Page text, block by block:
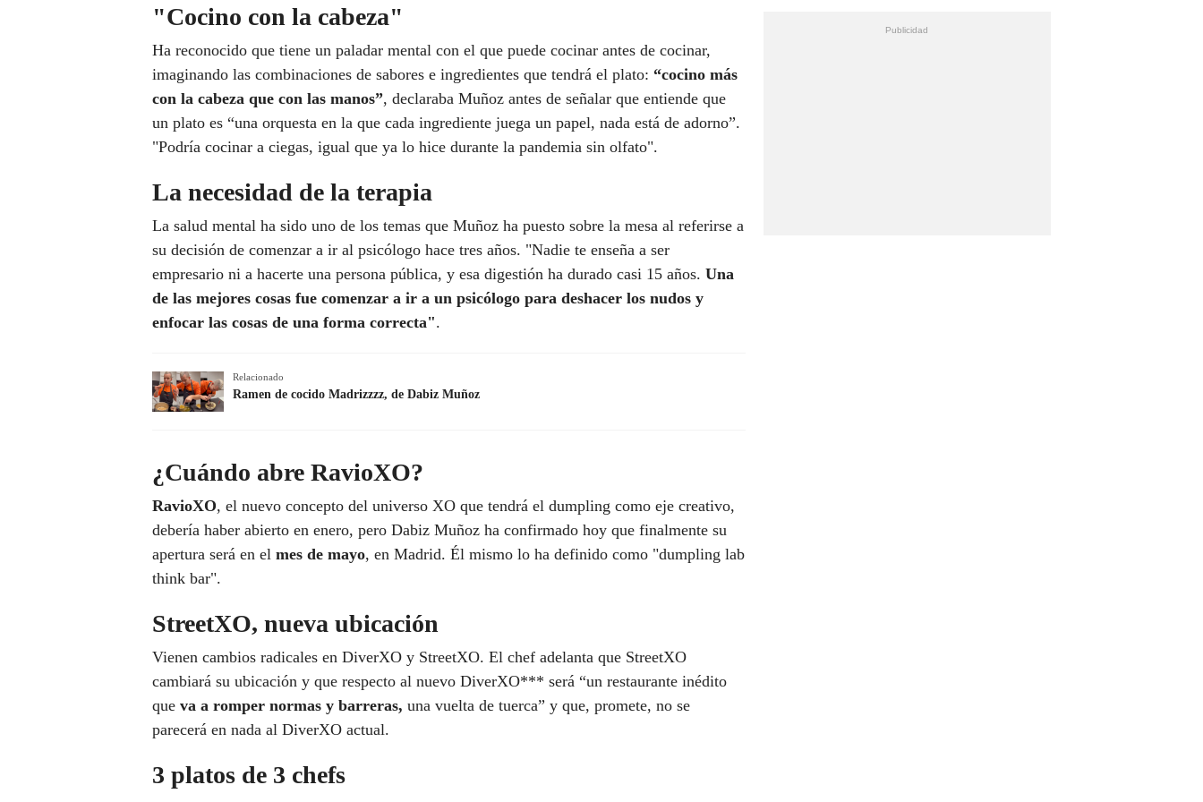
"Cocino con la cabeza"
Ha reconocido que tiene un paladar mental con el que puede cocinar antes de cocinar,
imaginando las combinaciones de sabores e ingredientes que tendrá el plato: “cocino más
con la cabeza que con las manos”, declaraba Muñoz antes de señalar que entiende que
un plato es “una orquesta en la que cada ingrediente juega un papel, nada está de adorno”.
"Podría cocinar a ciegas, igual que ya lo hice durante la pandemia sin olfato".
La necesidad de la terapia
La salud mental ha sido uno de los temas que Muñoz ha puesto sobre la mesa al referirse a
su decisión de comenzar a ir al psicólogo hace tres años. "Nadie te enseña a ser
empresario ni a hacerte una persona pública, y esa digestión ha durado casi 15 años. Una
de las mejores cosas fue comenzar a ir a un psicólogo para deshacer los nudos y
enfocar las cosas de una forma correcta".
Relacionado
Ramen de cocido Madrizzzz, de Dabiz Muñoz
¿Cuándo abre RavioXO?
RavioXO, el nuevo concepto del universo XO que tendrá el dumpling como eje creativo,
debería haber abierto en enero, pero Dabiz Muñoz ha confirmado hoy que finalmente su
apertura será en el mes de mayo, en Madrid. Él mismo lo ha definido como "dumpling lab
think bar".
StreetXO, nueva ubicación
Vienen cambios radicales en DiverXO y StreetXO. El chef adelanta que StreetXO
cambiará su ubicación y que respecto al nuevo DiverXO*** será “un restaurante inédito
que va a romper normas y barreras, una vuelta de tuerca” y que, promete, no se
parecerá en nada al DiverXO actual.
3 platos de 3 chefs